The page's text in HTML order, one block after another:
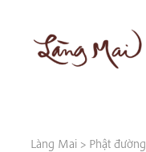
content
Làng Mai > Phật đường